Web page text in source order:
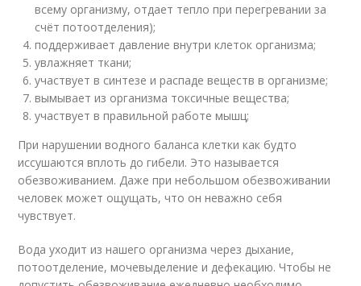
всему организму, отдает тепло при перегревании за
счёт потоотделения);
поддерживает давление внутри клеток организма;
увлажняет ткани;
участвует в синтезе и распаде веществ в организме;
вымывает из организма токсичные вещества;
участвует в правильной работе мышц;
При нарушении водного баланса клетки как будто
иссушаются вплоть до гибели. Это называется
обезвоживанием. Даже при небольшом обезвоживании
человек может ощущать, что он неважно себя
чувствует.
Вода уходит из нашего организма через дыхание,
потоотделение, мочевыделение и дефекацию. Чтобы не